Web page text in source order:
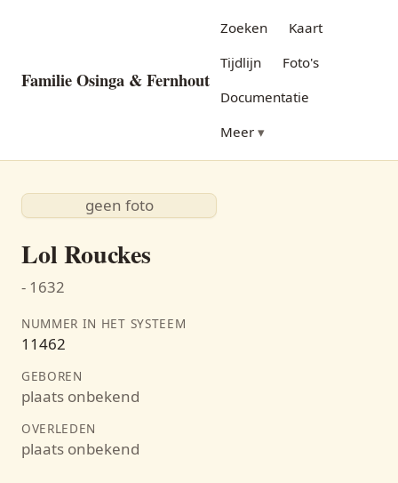
Familie Osinga & Fernhout
Zoeken
Kaart
Tijdlijn
Foto's
Documentatie
Meer
geen foto
Lol Rouckes
- 1632
NUMMER IN HET SYSTEEM
11462
GEBOREN
plaats onbekend
OVERLEDEN
plaats onbekend